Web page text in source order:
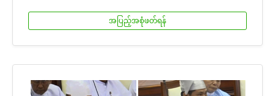
အပြည့်အစုံဖတ်ရန်